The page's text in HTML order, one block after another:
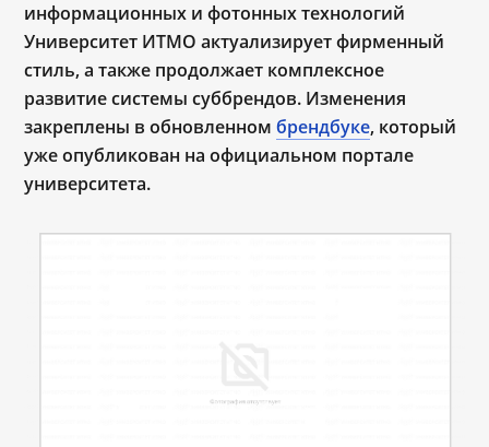
информационных и фотонных технологий
Университет ИТМО актуализирует фирменный
стиль, а также продолжает комплексное
развитие системы суббрендов. Изменения
закреплены в обновленномбрендбуке, который
уже опубликован на официальном портале
университета.